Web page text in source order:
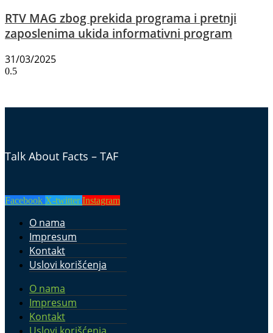
RTV MAG zbog prekida programa i pretnji
zaposlenima ukida informativni program
31/03/2025
Talk About Facts – TAF
Facebook X-twitter Instagram
O nama
Impresum
Kontakt
Uslovi korišćenja
O nama
Impresum
Kontakt
Uslovi korišćenja